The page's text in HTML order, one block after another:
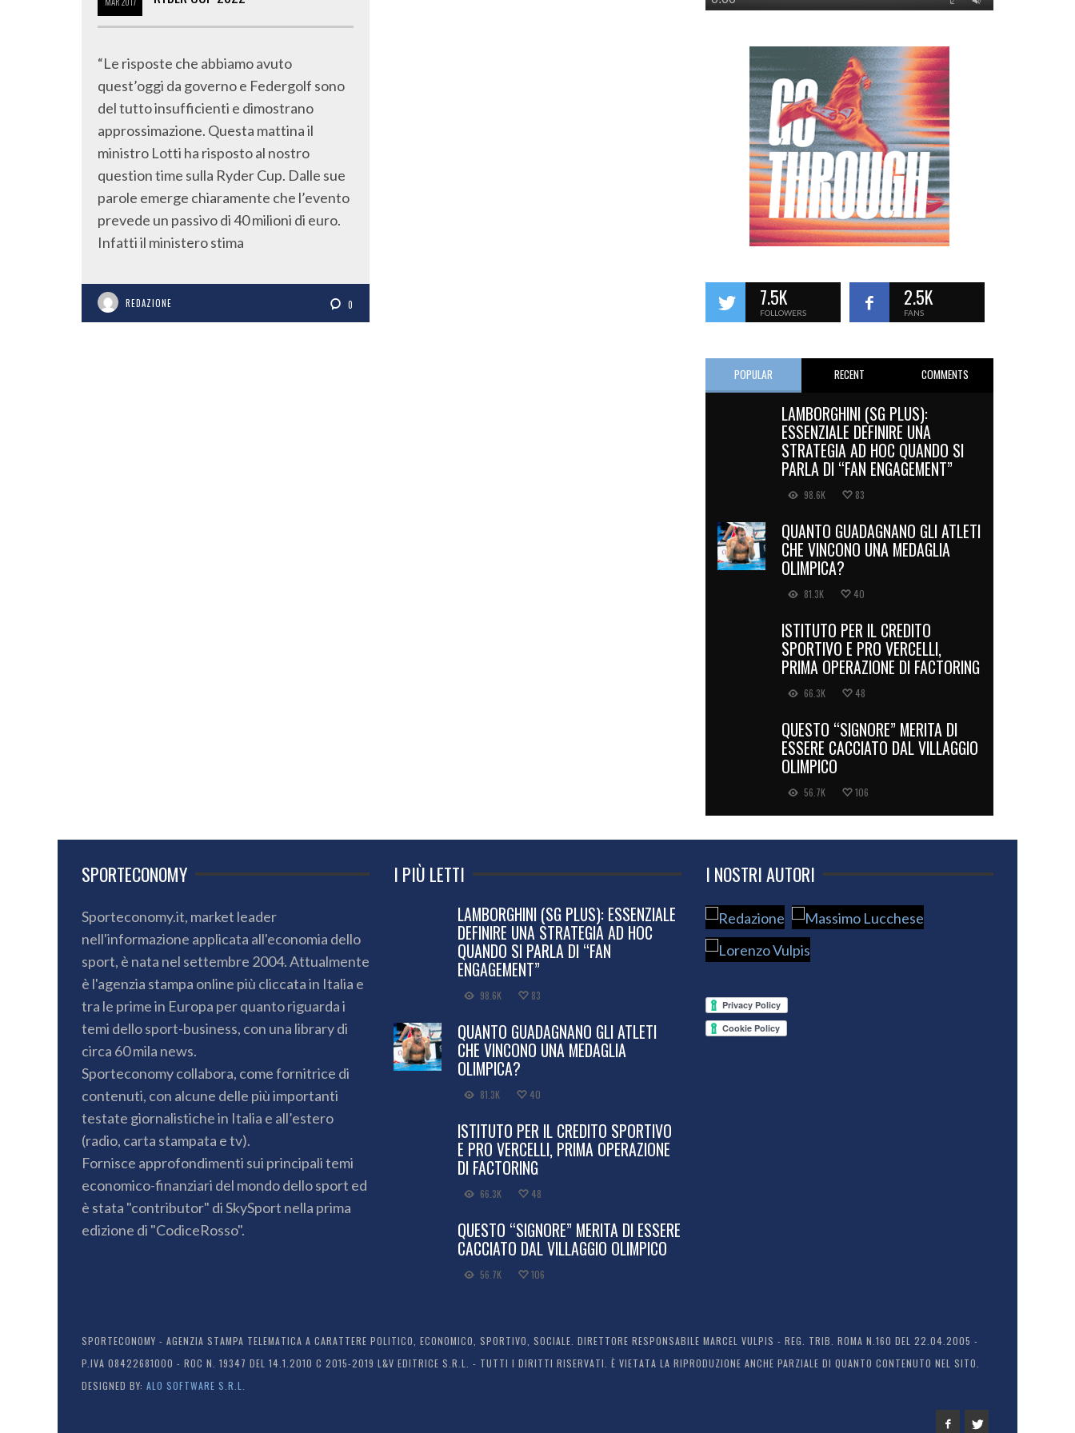
“Le risposte che abbiamo avuto
quest’oggi da governo e Federgolf sono
del tutto insufficienti e dimostrano
approssimazione. Questa mattina il
ministro Lotti ha risposto al nostro
question time sulla Ryder Cup. Dalle sue
parole emerge chiaramente che l’evento
prevede un passivo di 40 milioni di euro.
Infatti il ministero stima
REDAZIONE 0 7.5K
FOLLOWERS
2.5K
FANS
POPULAR RECENT COMMENTS
LAMBORGHINI (SG PLUS):
ESSENZIALE DEFINIRE UNA
STRATEGIA AD HOC QUANDO SI
PARLA DI “FAN ENGAGEMENT”
98.6K 83
QUANTO GUADAGNANO GLI ATLETI
CHE VINCONO UNA MEDAGLIA
OLIMPICA?
81.3K 40
ISTITUTO PER IL CREDITO
SPORTIVO E PRO VERCELLI,
PRIMA OPERAZIONE DI FACTORING
66.3K 48
QUESTO “SIGNORE” MERITA DI
ESSERE CACCIATO DAL VILLAGGIO
OLIMPICO
56.7K 106
SPORTECONOMY
Sporteconomy.it, market leader
nell'informazione applicata all'economia dello
sport, è nata nel settembre 2004. Attualmente
è l'agenzia stampa online più cliccata in Italia e
tra le prime in Europa per quanto riguarda i
temi dello sport-business, con una library di
circa 60 mila news.
Sporteconomy collabora, come fornitrice di
contenuti, con alcune delle più importanti
testate giornalistiche in Italia e all’estero
(radio, carta stampata e tv).
Fornisce approfondimenti sui principali temi
economico-finanziari del mondo dello sport ed
è stata "contributor" di SkySport nella prima
edizione di "CodiceRosso".
I PIÙ LETTI
LAMBORGHINI (SG PLUS): ESSENZIALE
DEFINIRE UNA STRATEGIA AD HOC
QUANDO SI PARLA DI “FAN
ENGAGEMENT”
98.6K 83
QUANTO GUADAGNANO GLI ATLETI
CHE VINCONO UNA MEDAGLIA
OLIMPICA?
81.3K 40
ISTITUTO PER IL CREDITO SPORTIVO
E PRO VERCELLI, PRIMA OPERAZIONE
DI FACTORING
66.3K 48
QUESTO “SIGNORE” MERITA DI ESSERE
CACCIATO DAL VILLAGGIO OLIMPICO
56.7K 106
I NOSTRI AUTORI
SPORTECONOMY - AGENZIA STAMPA TELEMATICA A CARATTERE POLITICO, ECONOMICO, SPORTIVO, SOCIALE. DIRETTORE RESPONSABILE MARCEL VULPIS - REG. TRIB. ROMA N.160 DEL 22.04.2005 -
P.IVA 08422681000 - ROC N. 19347 DEL 14.1.2010 C 2015-2019 L&V EDITRICE S.R.L. - TUTTI I DIRITTI RISERVATI. È VIETATA LA RIPRODUZIONE ANCHE PARZIALE DI QUANTO CONTENUTO NEL SITO.
DESIGNED BY: ALO SOFTWARE S.R.L.